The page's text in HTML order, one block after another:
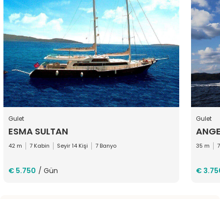
Gulet
ESMA SULTAN
42 m 7 Kabin Seyir 14 Kişi 7 Banyo
€ 5.750 / Gün
Gulet
35 m
€